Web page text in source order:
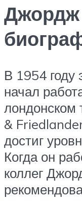
В 1954 году
начал
лондонском
&
достиг
Когда он
коллег